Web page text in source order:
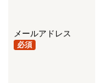
メールアドレス
必須